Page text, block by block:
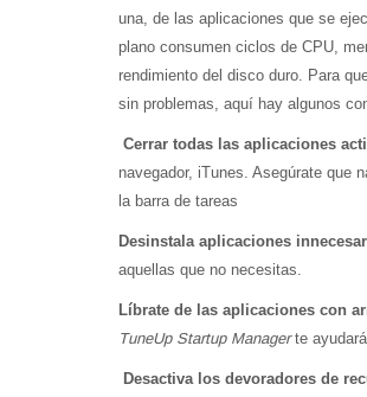
una, de las aplicaciones que se
plano consumen ciclos de CPU,
rendimiento del disco duro. Para
sin problemas, aquí hay algunos
Cerrar todas las aplicaciones
navegador, iTunes. Asegúrate que
la barra de tareas
Desinstala aplicaciones
aquellas que no necesitas.
Líbrate de las aplicaciones con
TuneUp Startup Managerte
Desactiva los devoradores de